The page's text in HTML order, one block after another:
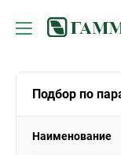
Подбор по
Наименование